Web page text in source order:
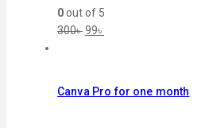
0out of 5
300৳99৳
Canva Pro for one month